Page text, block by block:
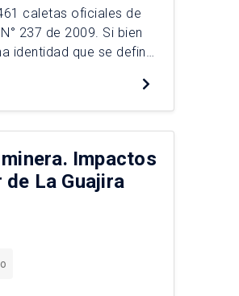
caletas oficiales de
237 de 2009. Si bien
identidad que se define
Impactos
La Guajira